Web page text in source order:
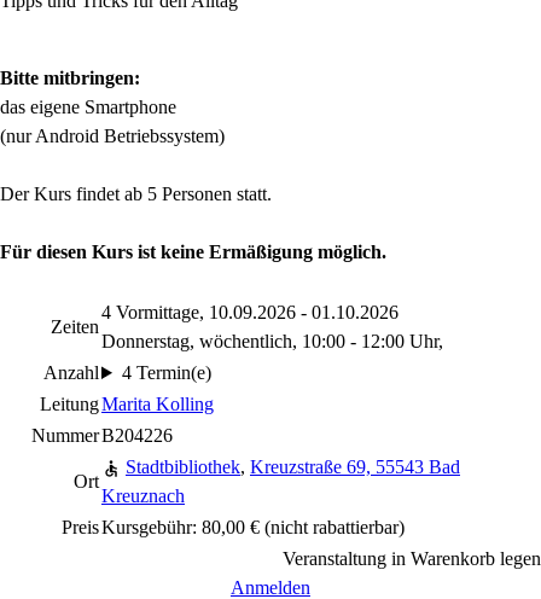
Bitte mitbringen:
das eigene Smartphone
(nur Android Betriebssystem)
Der Kurs findet ab 5 Personen statt.
Für diesen Kurs ist keine Ermäßigung möglich.
Zeiten
4 Vormittage, 10.09.2026 - 01.10.2026
Donnerstag, wöchentlich, 10:00 - 12:00 Uhr,
Anzahl
4 Termin(e)
LeitungMarita Kolling
NummerB204226
Ort
Stadtbibliothek, Kreuzstraße 69, 55543 Bad
Kreuznach
PreisKursgebühr: 80,00 € (nicht rabattierbar)
Veranstaltung in Warenkorb legen
Anmelden